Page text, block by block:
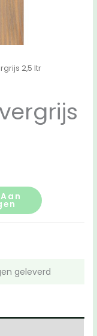
2,5 ltr
geleverd